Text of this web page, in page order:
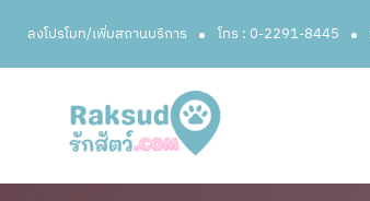
ลงโปรโมท/เพิ่มสถานบริการ โทร : 0-2291-8445